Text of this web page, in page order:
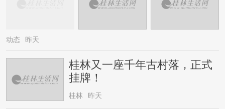
动态 昨天
桂林又一座千年古村落，正式
挂牌！
桂林 昨天